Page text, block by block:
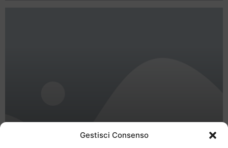
Gestisci Consenso